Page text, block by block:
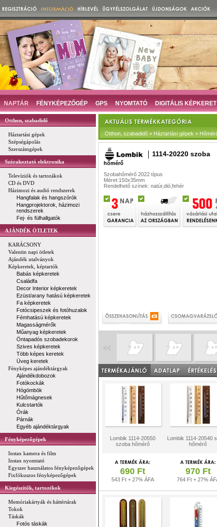
NAPTÁR FÉNYKÉPEZŐGÉP GPS NYOMTATÓ DIGITÁLIS KÉPKERET
Otthon, szabadidő
Háztartási gépek
Szépségápolás
Szerszámgépek
Szórakoztató elektronika
Televíziók és tartozákok
CD és DVD
Házimozi és audió rendszerek
Hangfalak és hangszórók
Hangprojektorok, házimozi
rendszerek
Fej- és fülhallgatók
AJÁNDÉK ÖTLETEK
KARÁCSONY
Valentin napi ötletek
Ajándék utalványok
Képkeretek, képtartók
Babás képkeretek
Családfa
Decor Interior képkeretek
Ezüst/arany hatású képkeretek
Fa képkeretek
Fotócsipeszek és fotóhuzalok
Fémhatású képkeretek
Magasságmérők
Műanyag képkeretek
Öntapadós szobadekorok
Szives képkeretek
Több képes keretek
Üveg keretek
Fényképes ajándéktárgyak
Ajándékdobozok
Fotókockák
Hógömbök
Hűtőmágnesek
Kulcstartók
Órák
Párnák
Egyéb ajándéktárgyak
Fényképezőgépek
Instax kamera és film
Instax nyomtató
Egyszer használatos fényképezőgépek
Fixfókuszos fényképezőgépek
Kiegészítők, tartozékok
Memóriakártyák és háttértárak
Tokok
Táskák
Fotós táskák
Otthon, szabadidő » Háztartási gépek »
1114-20220 szoba
hőmérő
Szobahőmérő 2022 típus
Méret:150x35mm
Rendelhető színek: natúr,dió,fehér
Lombik 1114-20550
szoba hőmérő
Lombik 1114-20540
hőmérő
690 Ft
543 Ft + 27% ÁFA
970 Ft
764 Ft + 27%